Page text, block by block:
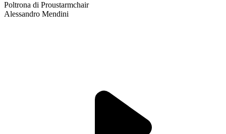
Poltrona di Proustarmchair
Alessandro Mendini